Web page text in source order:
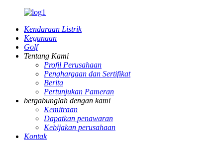
Kendaraan Listrik
Kegunaan
Golf
Tentang Kami
Profil Perusahaan
Penghargaan dan Sertifikat
Berita
Pertunjukan Pameran
bergabunglah dengan kami
Kemitraan
Dapatkan penawaran
Kebijakan perusahaan
Kontak